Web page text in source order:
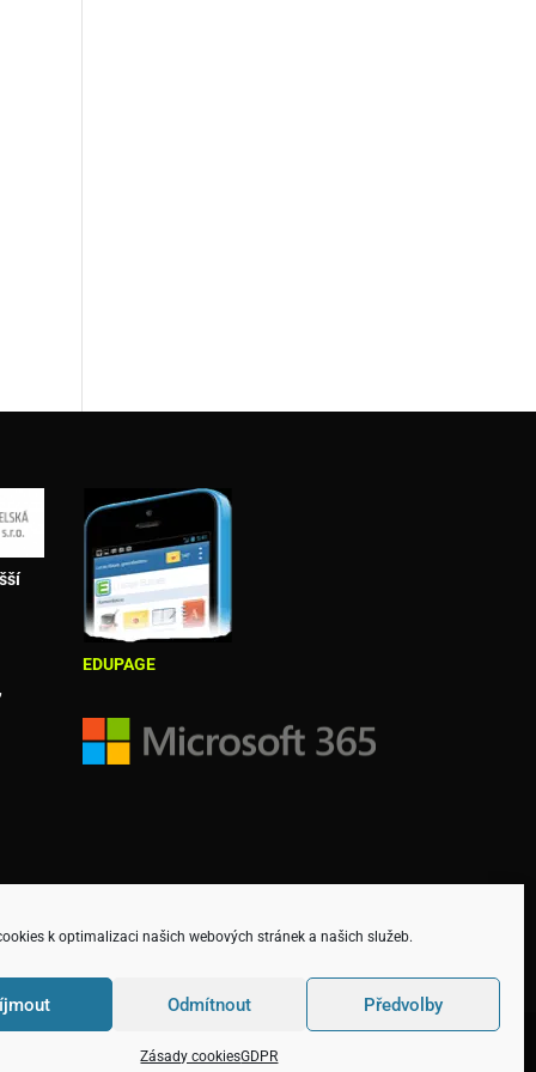
k optimalizaci našich webových stránek a našich služeb.
Odmítnout Předvolby
Zásady cookiesGDPR
EDUPAGE